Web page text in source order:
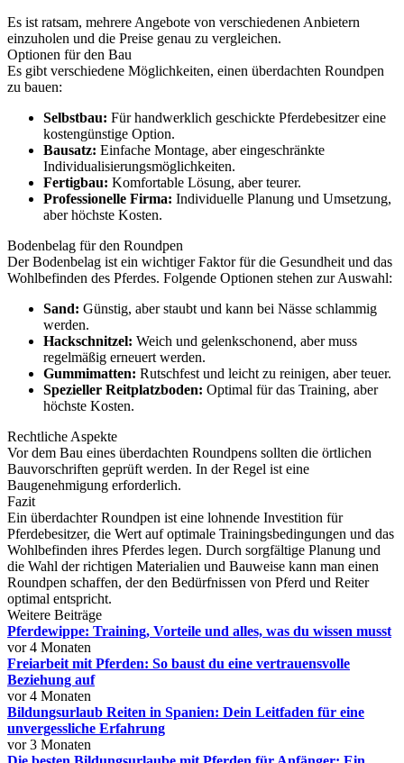
Es ist ratsam, mehrere Angebote von verschiedenen Anbietern
einzuholen und die Preise genau zu vergleichen.
Optionen für den Bau
Es gibt verschiedene Möglichkeiten, einen überdachten Roundpen
zu bauen:
Selbstbau: Für handwerklich geschickte Pferdebesitzer eine
kostengünstige Option.
Bausatz: Einfache Montage, aber eingeschränkte
Individualisierungsmöglichkeiten.
Fertigbau: Komfortable Lösung, aber teurer.
Professionelle Firma: Individuelle Planung und Umsetzung,
aber höchste Kosten.
Bodenbelag für den Roundpen
Der Bodenbelag ist ein wichtiger Faktor für die Gesundheit und das
Wohlbefinden des Pferdes. Folgende Optionen stehen zur Auswahl:
Sand: Günstig, aber staubt und kann bei Nässe schlammig
werden.
Hackschnitzel: Weich und gelenkschonend, aber muss
regelmäßig erneuert werden.
Gummimatten: Rutschfest und leicht zu reinigen, aber teuer.
Spezieller Reitplatzboden: Optimal für das Training, aber
höchste Kosten.
Rechtliche Aspekte
Vor dem Bau eines überdachten Roundpens sollten die örtlichen
Bauvorschriften geprüft werden. In der Regel ist eine
Baugenehmigung erforderlich.
Fazit
Ein überdachter Roundpen ist eine lohnende Investition für
Pferdebesitzer, die Wert auf optimale Trainingsbedingungen und das
Wohlbefinden ihres Pferdes legen. Durch sorgfältige Planung und
die Wahl der richtigen Materialien und Bauweise kann man einen
Roundpen schaffen, der den Bedürfnissen von Pferd und Reiter
optimal entspricht.
Weitere Beiträge
Pferdewippe: Training, Vorteile und alles, was du wissen musst
vor 4 Monaten
Freiarbeit mit Pferden: So baust du eine vertrauensvolle
Beziehung auf
vor 4 Monaten
Bildungsurlaub Reiten in Spanien: Dein Leitfaden für eine
unvergessliche Erfahrung
vor 3 Monaten